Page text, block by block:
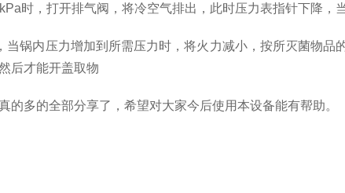
，打开排气阀，将冷空气排出，此时压力表指针下降，
内压力增加到所需压力时，将火力减小，按所灭菌物品
后才能开盖取物
多的全部分享了，希望对大家今后使用本设备能有帮助。